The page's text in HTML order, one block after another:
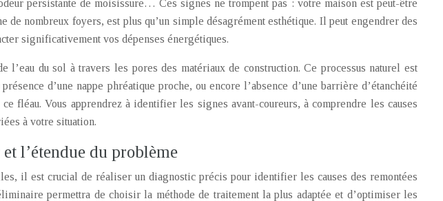
persistante de moisissure… Ces signes ne trompent pas : votre maison est peut-être
nombreux foyers, est plus qu’un simple désagrément esthétique. Il peut engendrer des
significativement vos dépenses énergétiques.
l’eau du sol à travers les pores des matériaux de construction. Ce processus naturel est
d’une nappe phréatique proche, ou encore l’absence d’une barrière d’étanchéité
fléau. Vous apprendrez à identifier les signes avant-coureurs, à comprendre les causes
à votre situation.
l’étendue du problème
il est crucial de réaliser un diagnostic précis pour identifier les causes des remontées
permettra de choisir la méthode de traitement la plus adaptée et d’optimiser les